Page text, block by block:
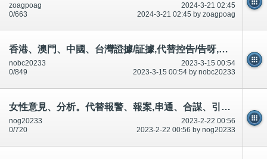
2024-3-21 02:45
zoagpoag
2024-3-21 02:45 by zoagpoag
0/663
香港、澳門、中國、台灣證據/証據,代替控告/告呀,賠償索償生活.誰/那人,升職20萬,跟我無/沒關係
2023-3-15 00:54
nobc20233
2023-3-15 00:54 by nobc20233
0/849
女性意見、分析。代替報警、報案,串通、合謀、引誘1-100歲男女,投資、金融。陷阱,升職
2023-2-22 00:56
nog20233
2023-2-22 00:56 by nog20233
0/720